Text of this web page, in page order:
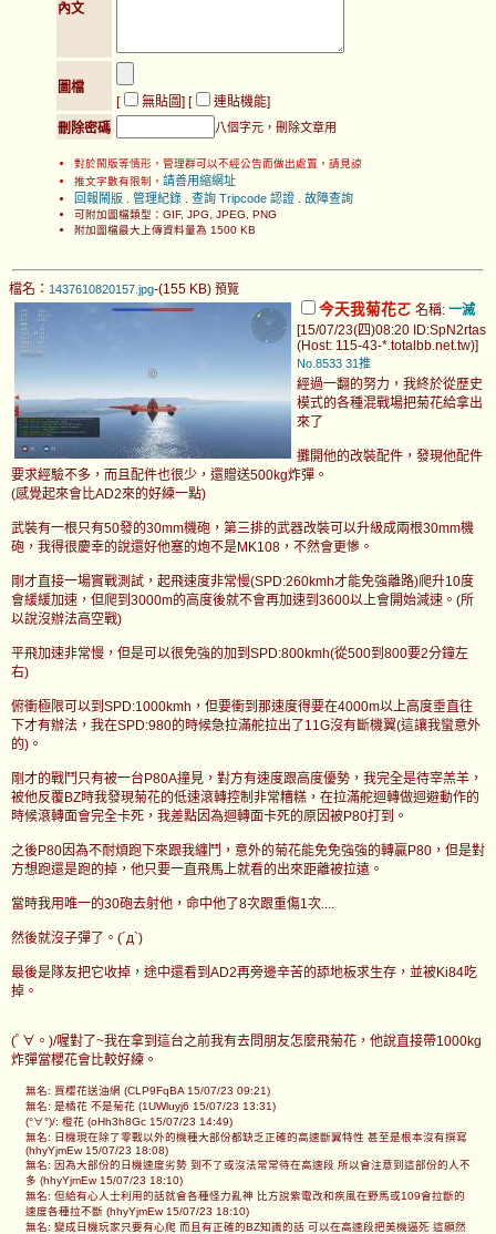
內文
圖檔
[
無貼圖] [ 連貼機能]
刪除密碼
八個字元，刪除文章用
對於鬧版等情形，管理群可以不經公告而做出處置，請見諒
推文字數有限制， 請善用縮網址
回報鬧版
管理紀錄 查詢 Tripcode 認證 故障查詢
可附加圖檔類型：GIF, JPG, JPEG, PNG
附加圖檔最大上傳資料量為 1500 KB
檔名： 1437610820157.jpg-(155 KB) 預覽
今天我菊花ㄛ 名稱: 一滅
[15/07/23(四)08:20 ID:SpN2rtas
(Host: 115-43-*.totalbb.net.tw)]
No.8533 31推
經過一翻的努力，我終於從歷史
模式的各種混戰場把菊花給拿出
來了
攤開他的改裝配件，發現他配件
要求經驗不多，而且配件也很少，還贈送500kg炸彈。
(感覺起來會比AD2來的好練一點)
武裝有一根只有50發的30mm機砲，第三排的武器改裝可以升級成兩根30mm機
砲，我得很慶幸的說還好他塞的炮不是MK108，不然會更慘。
剛才直接一場實戰測試，起飛速度非常慢(SPD:260kmh才能免強離路)爬升10度
會緩緩加速，但爬到3000m的高度後就不會再加速到3600以上會開始減速。(所
以說沒辦法高空戰)
平飛加速非常慢，但是可以很免強的加到SPD:800kmh(從500到800要2分鐘左
右)
俯衝極限可以到SPD:1000kmh，但要衝到那速度得要在4000m以上高度垂直往
下才有辦法，我在SPD:980的時候急拉滿舵拉出了11G沒有斷機翼(這讓我蠻意外
的)。
剛才的戰鬥只有被一台P80A撞見，對方有速度跟高度優勢，我完全是待宰羔羊，
被他反覆BZ時我發現菊花的低速滾轉控制非常糟糕，在拉滿舵迴轉做迴避動作的
時候滾轉面會完全卡死，我差點因為迴轉面卡死的原因被P80打到。
之後P80因為不耐煩跑下來跟我纏鬥，意外的菊花能免免強強的轉贏P80，但是對
方想跑還是跑的掉，他只要一直飛馬上就看的出來距離被拉遠。
當時我用唯一的30砲去射他，命中他了8次跟重傷1次....
然後就沒子彈了。(´д`)
最後是隊友把它收掉，途中還看到AD2再旁邊辛苦的舔地板求生存，並被Ki84吃
掉。
(ﾟ∀。)/喔對了~我在拿到這台之前我有去問朋友怎麼飛菊花，他說直接帶1000kg
炸彈當櫻花會比較好練。
無名: 買櫻花送油網 (CLP9FqBA 15/07/23 09:21)
無名: 是橘花 不是菊花 (1UWluyj6 15/07/23 13:31)
(°∀°)/: 橙花 (oHh3h8Gc 15/07/23 14:49)
無名: 日機現在除了零戰以外的機種大部份都缺乏正確的高速斷翼特性 甚至是根本沒有撰寫
(hhyYjmEw 15/07/23 18:08)
無名: 因為大部份的日機速度劣勢 到不了或沒法常常待在高速段 所以會注意到這部份的人不
多 (hhyYjmEw 15/07/23 18:10)
無名: 但給有心人士利用的話就會各種怪力亂神 比方說紫電改和疾風在野馬或109會拉斷的
速度各種拉不斷 (hhyYjmEw 15/07/23 18:10)
無名: 變成日機玩家只要有心爬 而且有正確的BZ知識的話 可以在高速段把美機逼死 這顯然